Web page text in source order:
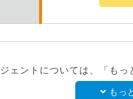
ェントについては、「もっ
もっ